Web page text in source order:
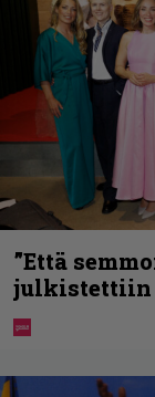
”Että
julkistettiin